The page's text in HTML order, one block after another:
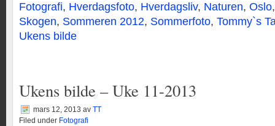
Fotografi, Hverdagsfoto, Hverdagsliv, Naturen, Oslo
Skogen, Sommeren 2012, Sommerfoto, Tommy`s
Ukens bilde
Ukens bilde – Uke 11-2013
mars 12, 2013 av TT
Filed under Fotografi